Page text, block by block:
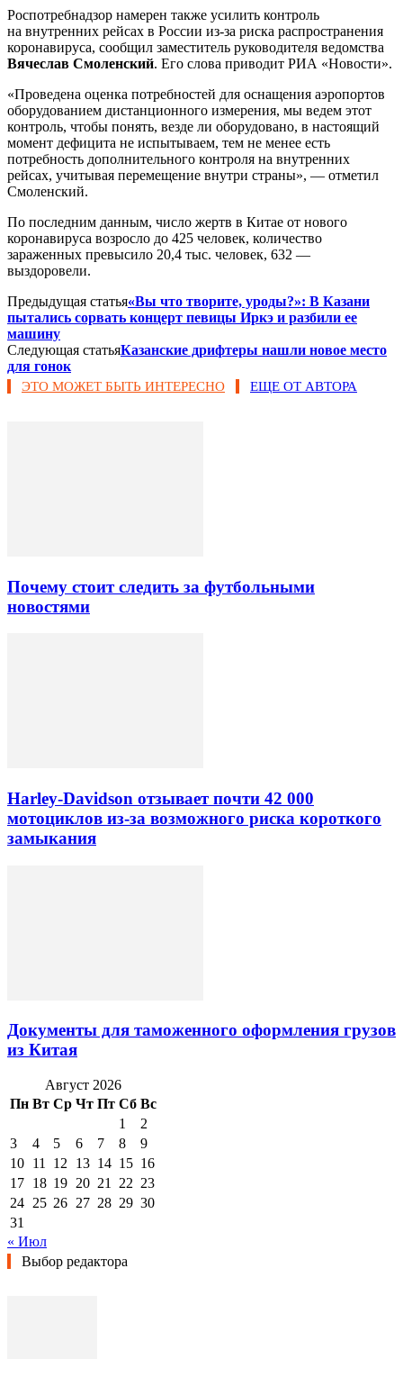
Роспотребнадзор намерен также усилить контроль
на внутренних рейсах в России из-за риска распространения
коронавируса, сообщил заместитель руководителя ведомства
Вячеслав Смоленский. Его слова приводит РИА «Новости».
«Проведена оценка потребностей для оснащения аэропортов
оборудованием дистанционного измерения, мы ведем этот
контроль, чтобы понять, везде ли оборудовано, в настоящий
момент дефицита не испытываем, тем не менее есть
потребность дополнительного контроля на внутренних
рейсах, учитывая перемещение внутри страны», — отметил
Смоленский.
По последним данным, число жертв в Китае от нового
коронавируса возросло до 425 человек, количество
зараженных превысило 20,4 тыс. человек, 632 —
выздоровели.
Предыдущая статья«Вы что творите, уроды?»: В Казани
пытались сорвать концерт певицы Иркэ и разбили ее
машину
Следующая статья​Казанские дрифтеры нашли новое место
для гонок
ЭТО МОЖЕТ БЫТЬ ИНТЕРЕСНО ЕЩЕ ОТ АВТОРА
Почему стоит следить за футбольными
новостями
Harley-Davidson отзывает почти 42 000
мотоциклов из-за возможного риска короткого
замыкания
Документы для таможенного оформления грузов
из Китая
Август 2026
Пн Вт Ср Чт Пт Сб Вс
1
2
3
4 5 6 7 8
9
10 11 12 13 14 15 16
17 18 19 20 21 22 23
24 25 26 27 28 29 30
31
« Июл
Выбор редактора